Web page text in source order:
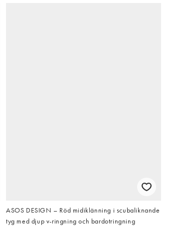
ASOS DESIGN – Röd midiklänning i scubaliknande
tyg med djup v-ringning och bardotringning